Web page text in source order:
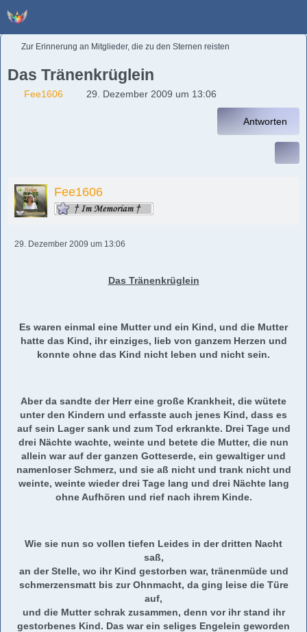
Zur Erinnerung an Mitglieder, die zu den Sternen reisten
Das Tränenkrüglein
Fee1606 29. Dezember 2009 um 13:06
Antworten
Fee1606
29. Dezember 2009 um 13:06
Das Tränenkrüglein
Es waren einmal eine Mutter und ein Kind, und die Mutter
hatte das Kind, ihr einziges, lieb von ganzem Herzen und
konnte ohne das Kind nicht leben und nicht sein.
Aber da sandte der Herr eine große Krankheit, die wütete
unter den Kindern und erfasste auch jenes Kind, dass es
auf sein Lager sank und zum Tod erkrankte. Drei Tage und
drei Nächte wachte, weinte und betete die Mutter, die nun
allein war auf der ganzen Gotteserde, ein gewaltiger und
namenloser Schmerz, und sie aß nicht und trank nicht und
weinte, weinte wieder drei Tage lang und drei Nächte lang
ohne Aufhören und rief nach ihrem Kinde.
Wie sie nun so vollen tiefen Leides in der dritten Nacht
saß,
an der Stelle, wo ihr Kind gestorben war, tränenmüde und
schmerzensmatt bis zur Ohnmacht, da ging leise die Türe
auf,
und die Mutter schrak zusammen, denn vor ihr stand ihr
gestorbenes Kind. Das war ein seliges Engelein geworden